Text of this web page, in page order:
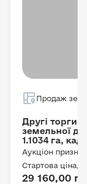
Продаж
Другі торги.
земельної
1.1034 га,
Рівненська
Сарненський
Аукціон
Стартова ціна,
29 160,00